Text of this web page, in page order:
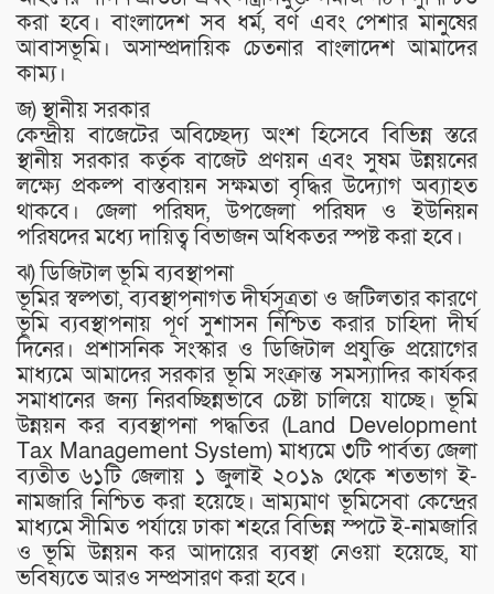
করা হবে। বাংলাদেশ সব ধর্ম, বর্ণ এবং পেশার মানুষের
আবাসভূমি। অসাম্প্রদায়িক চেতনার বাংলাদেশ আমাদের
কাম্য।
জ) স্থানীয় সরকার
কেন্দ্রীয় বাজেটের অবিচ্ছেদ্য অংশ হিসেবে বিভিন্ন স্তরে
স্থানীয় সরকার কর্তৃক বাজেট প্রণয়ন এবং সুষম উন্নয়নের
লক্ষ্যে প্রকল্প বাস্তবায়ন সক্ষমতা বৃদ্ধির উদ্যোগ অব্যাহত
থাকবে। জেলা পরিষদ, উপজেলা পরিষদ ও ইউনিয়ন
পরিষদের মধ্যে দায়িত্ব বিভাজন অধিকতর স্পষ্ট করা হবে।
ঝ) ডিজিটাল ভূমি ব্যবস্থাপনা
ভূমির স্বল্পতা, ব্যবস্থাপনাগত দীর্ঘসূত্রতা ও জটিলতার কারণে
ভূমি ব্যবস্থাপনায় পূর্ণ সুশাসন নিশ্চিত করার চাহিদা দীর্ঘ
দিনের। প্রশাসনিক সংস্কার ও ডিজিটাল প্রযুক্তি প্রয়োগের
মাধ্যমে আমাদের সরকার ভূমি সংক্রান্ত সমস্যাদির কার্যকর
সমাধানের জন্য নিরবচ্ছিন্নভাবে চেষ্টা চালিয়ে যাচ্ছে। ভূমি
উন্নয়ন কর ব্যবস্থাপনা পদ্ধতির (Land Development
Tax Management System) মাধ্যমে ৩টি পার্বত্য জেলা
ব্যতীত ৬১টি জেলায় ১ জুলাই ২০১৯ থেকে শতভাগ ই-
নামজারি নিশ্চিত করা হয়েছে। ভ্রাম্যমাণ ভূমিসেবা কেন্দ্রের
মাধ্যমে সীমিত পর্যায়ে ঢাকা শহরে বিভিন্ন স্পটে ই-নামজারি
ও ভূমি উন্নয়ন কর আদায়ের ব্যবস্থা নেওয়া হয়েছে, যা
ভবিষ্যতে আরও সম্প্রসারণ করা হবে।